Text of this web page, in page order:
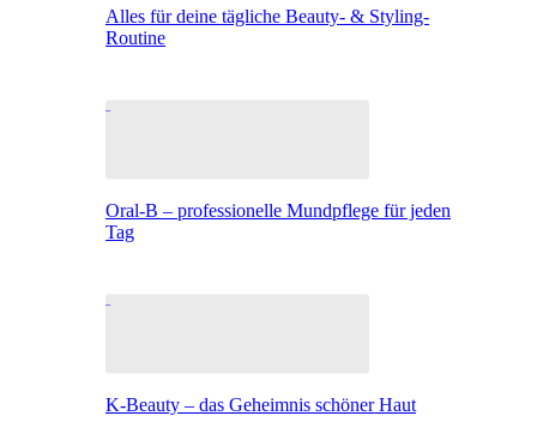
Alles für deine tägliche Beauty- & Styling-
Routine
Oral-B – professionelle Mundpflege für jeden
Tag
K-Beauty – das Geheimnis schöner Haut